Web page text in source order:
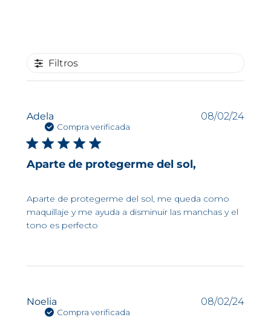
Filtros
Adela
Compra verificada
Aparte de protegerme del sol,
Aparte de protegerme del sol, me queda como
maquillaje y me ayuda a disminuir las manchas y el
tono es perfecto
08/02/24
Noelia
Compra verificada
08/02/24